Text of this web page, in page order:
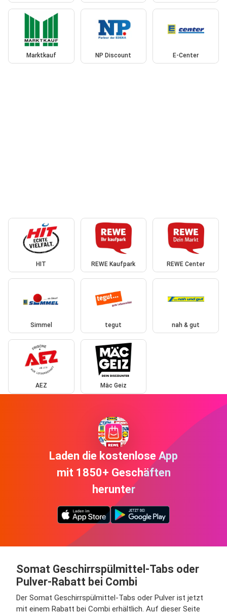
Marktkauf NP Discount E-Center
HIT REWE Kaufpark REWE Center
Simmel tegut nah & gut
AEZ Mäc Geiz
Laden die kostenlose App
mit 1850+ Geschäften
herunter
Somat Geschirrspülmittel-Tabs oder
Pulver-Rabatt bei Combi
Der Somat Geschirrspülmittel-Tabs oder Pulver ist jetzt
mit einem Rabatt bei Combi erhältlich. Auf dieser Seite